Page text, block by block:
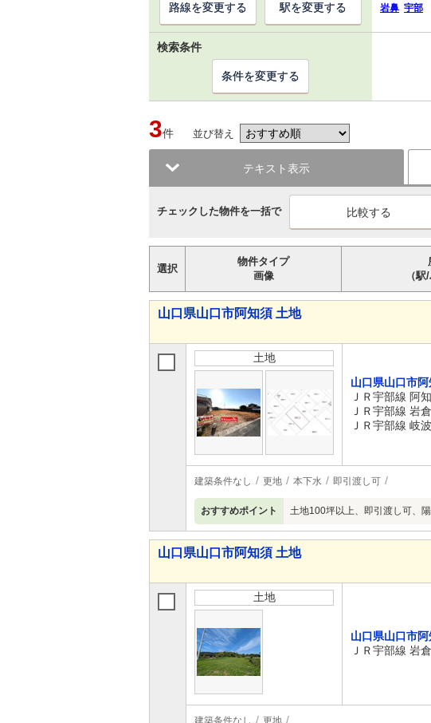
岩鼻 宇部
路線を変更する 駅を変更する
検索条件
条件を変更する
3件 並び替え
テキスト表示
チェックした物件を一括で
選択
物件タイプ
画像
（
山口県山口市阿知須 土地
土地
山口県山口市
ＪＲ宇部線 阿
ＪＲ宇部線 岩
ＪＲ宇部線 岐
建築条件なし 更地 本下水 即引渡し可
おすすめポイント 土地100坪以上、即引渡し可、
山口県山口市阿知須 土地
土地
山口県山口市
ＪＲ宇部線 岩
建築条件なし 更地